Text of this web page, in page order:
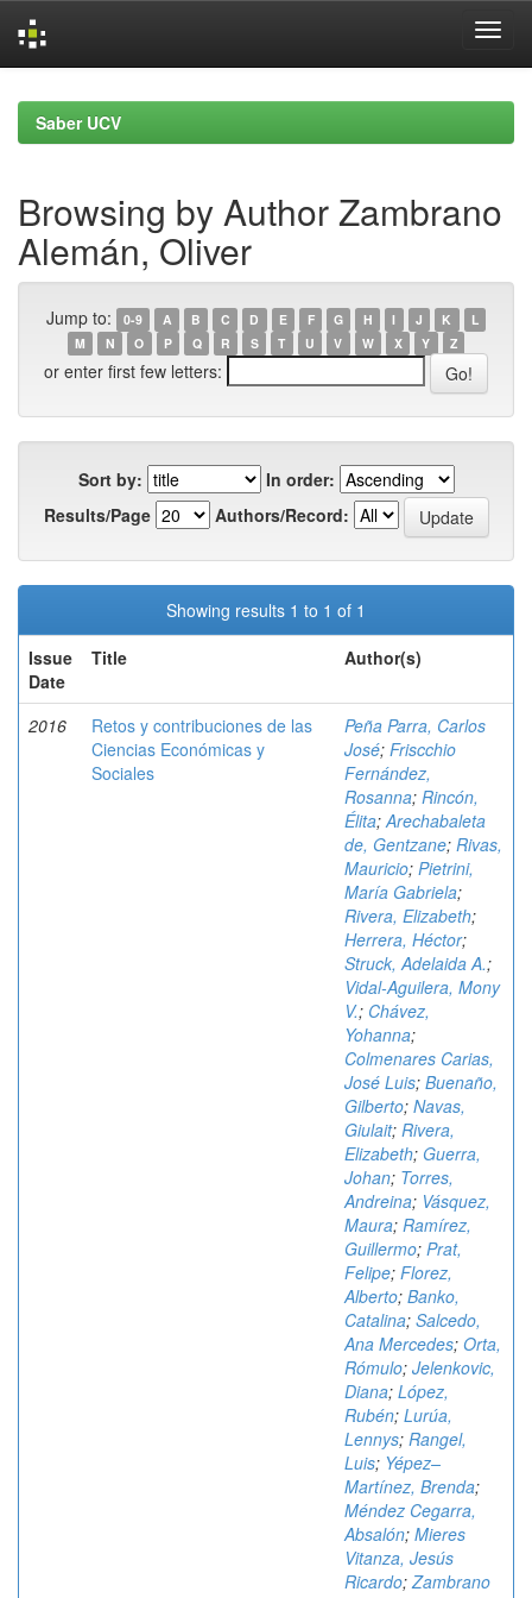
navigationSaber UCV
Browsing by Author Zambrano
Alemán, Oliver
Jump to: 0-9 A B C D E F G H I J K
L
M
N O P Q R S T U V W X Y Z
or enter first few letters:
Sort by:
In order:
Results/Page
Authors/Record:
Showing results 1 to 1 of 1
Issue
Date
Title Author(s)
2016
Retos y contribuciones de las
Ciencias Económicas y
Sociales
Peña Parra, Carlos
José; Friscchio
Fernández,
Rosanna; Rincón,
Élita;Arechabaleta
de, Gentzane; Rivas,
Mauricio; Pietrini,
María Gabriela;
Rivera, Elizabeth;
Herrera, Héctor;
Struck, Adelaida A.;
Vidal-Aguilera, Mony
V.; Chávez,
Yohanna;
Colmenares Carias,
José Luis; Buenaño,
Gilberto; Navas,
Giulait; Rivera,
Elizabeth; Guerra,
Johan; Torres,
Andreina; Vásquez,
Maura; Ramírez,
Guillermo; Prat,
Felipe; Florez,
Alberto; Banko,
Catalina; Salcedo,
Ana Mercedes; Orta,
Rómulo; Jelenkovic,
Diana; López,
Rubén; Lurúa,
Lennys; Rangel,
Luis; Yépez–
Martínez, Brenda;
Méndez Cegarra,
Absalón; Mieres
Vitanza, Jesús
Ricardo;Zambrano